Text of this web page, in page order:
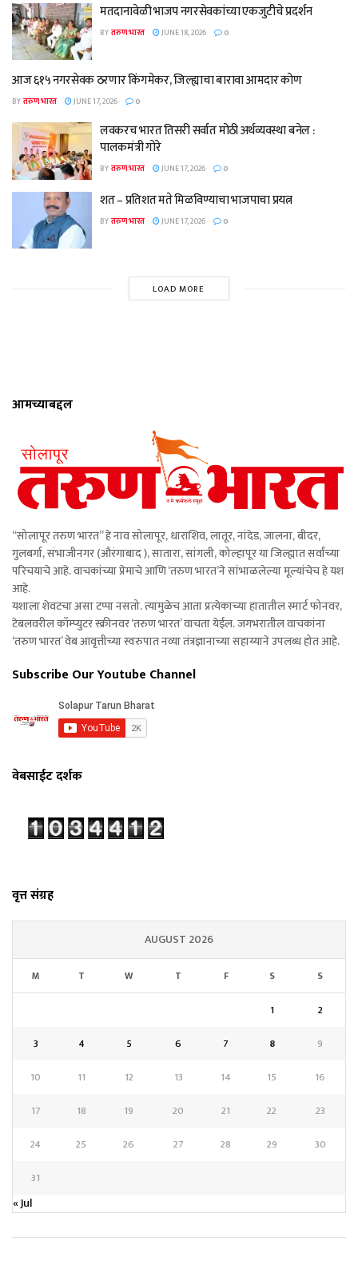
मतदानावेळी भाजप नगरसेवकांच्या एकजुटीचे प्रदर्शन
BYतरुण भारत JUNE 18, 2026 0
आज ६१५ नगरसेवक ठरणार किंगमेकर, जिल्ह्याचा बारावा आमदार कोण
BYतरुण भारत JUNE 17, 2026 0
लवकरच भारत तिसरी सर्वात मोठी अर्थव्यवस्था बनेल :
पालकमंत्री गोरे
BYतरुण भारत JUNE 17, 2026 0
शत – प्रतिशत मते मिळविण्याचा भाजपाचा प्रयत्न
BYतरुण भारत JUNE 17, 2026 0
LOAD MORE
आमच्याबद्दल
“सोलापूर तरुण भारत” हे नाव सोलापूर, धाराशिव, लातूर, नांदेड, जालना, बीदर,
गुलबर्गा, संभाजीनगर (औरंगाबाद ), सातारा, सांगली, कोल्हापूर या जिल्ह्यात सर्वांच्या
परिचयाचे आहे. वाचकांच्या प्रेमाचे आणि ‘तरुण भारत’ने सांभाळलेल्या मूल्यांचेच हे यश
आहे.
यशाला शेवटचा असा टप्पा नसतो. त्यामुळेच आता प्रत्येकाच्या हातातील स्मार्ट फोनवर,
टेबलवरील कॉम्प्युटर स्क्रीनवर ‘तरुण भारत’ वाचता येईल. जगभरातील वाचकांना
‘तरुण भारत’ वेब आवृत्तीच्या स्वरुपात नव्या तंत्रज्ञानाच्या सहाय्याने उपलब्ध होत आहे.
Subscribe Our Youtube Channel
वेबसाईट दर्शक
वृत्त संग्रह
AUGUST 2026
M T W T F S S
1
2
3
4 5 6 7 8
9
10
11 12 13 14 15
16
17
18 19 20 21 22
23
24
25 26 27 28 29
30
31
« Jul